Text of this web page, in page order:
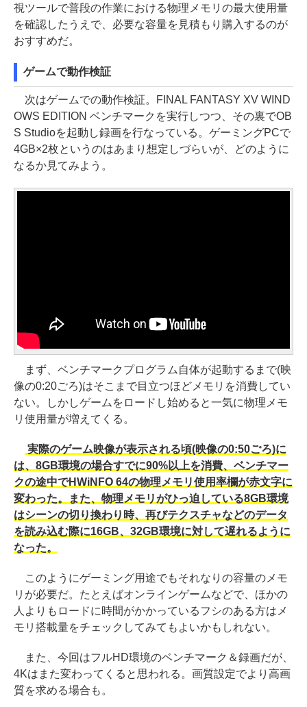
視ツールで普段の作業における物理メモリの最大使用量
を確認したうえで、必要な容量を見積もり購入するのが
おすすめだ。
ゲームで動作検証
次はゲームでの動作検証。FINAL FANTASY XV WIND
OWS EDITION ベンチマークを実行しつつ、その裏でOB
S Studioを起動し録画を行なっている。ゲーミングPCで
4GB×2枚というのはあまり想定しづらいが、どのように
なるか見てみよう。
まず、ベンチマークプログラム自体が起動するまで(映
像の0:20ごろ)はそこまで目立つほどメモリを消費してい
ない。しかしゲームをロードし始めると一気に物理メモ
リ使用量が増えてくる。
実際のゲーム映像が表示される頃(映像の0:50ごろ)に
は、8GB環境の場合すでに90%以上を消費、ベンチマー
クの途中でHWiNFO 64の物理メモリ使用率欄が赤文字に
変わった。また、物理メモリがひっ迫している8GB環境
はシーンの切り換わり時、再びテクスチャなどのデータ
を読み込む際に16GB、32GB環境に対して遅れるように
なった。
このようにゲーミング用途でもそれなりの容量のメモ
リが必要だ。たとえばオンラインゲームなどで、ほかの
人よりもロードに時間がかかっているフシのある方はメ
モリ搭載量をチェックしてみてもよいかもしれない。
また、今回はフルHD環境のベンチマーク＆録画だが、
4Kはまた変わってくると思われる。画質設定でより高画
質を求める場合も。